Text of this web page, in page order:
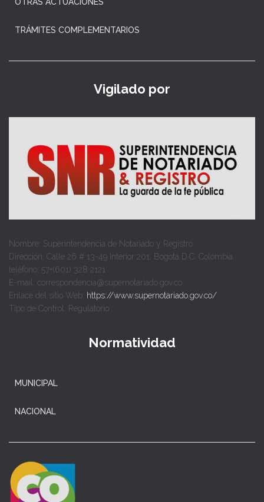
TRÁMITES COMPLEMENTARIOS
Vigilado por
Nombre: Superintendencia de Notariado y Registro
Dirección: Calle 26 # 13-49 Interior 201, Bogotá D.C. Colombia.
teléfono: 57+(601) 328 2121
E-mail: correspondencia@supernotariado.gov.co
Enlace del sitio Web: https://www.supernotariado.gov.co/
Tipo de Control: Regulatorio
Normatividad
MUNICIPAL
NACIONAL